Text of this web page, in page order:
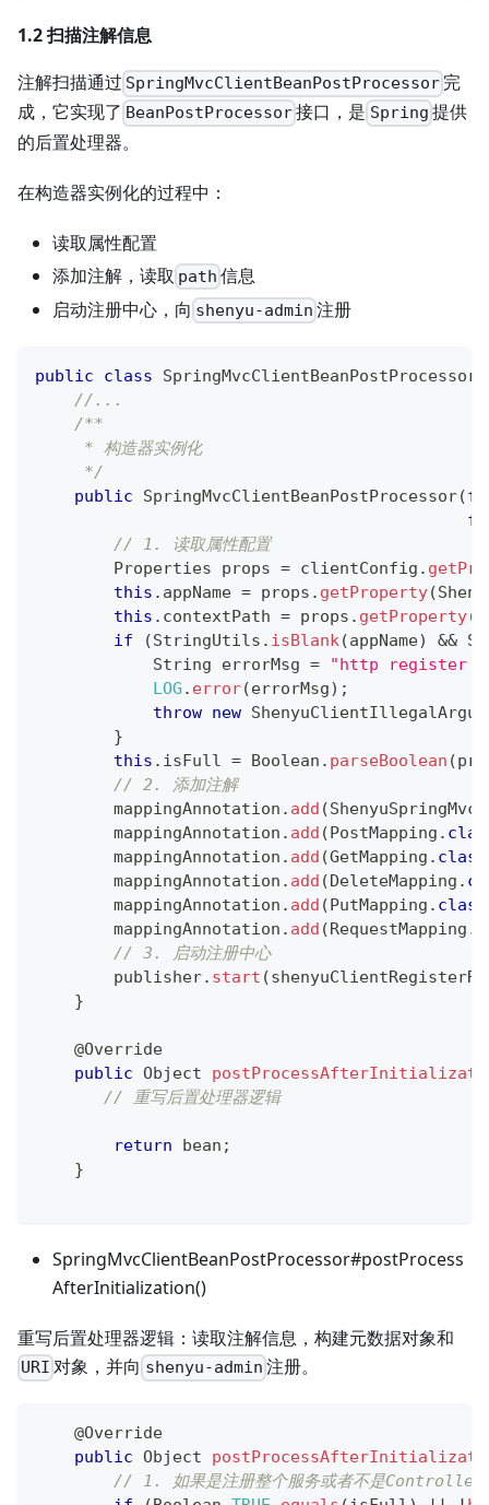
1.2 扫描注解信息
注解扫描通过 SpringMvcClientBeanPostProcessor 完
成，它实现了 BeanPostProcessor接口，是 Spring 提供
的后置处理器。
在构造器实例化的过程中：
读取属性配置
添加注解，读取 path 信息
启动注册中心，向 shenyu-admin 注册
public class SpringMvcClientBeanPostProcessor
//...
/**
     * 构造器实例化
     */
public
SpringMvcClientBeanPostProcessor(
// 1. 读取属性配置
Properties props = clientConfig .
this . appName = props . getProperty(
this . contextPath = props . getProperty(
if
(StringUtils . isBlank(appName) &&
String errorMsg =
"http register
LOG . error(errorMsg) ;
throw new
}
this . isFull = Boolean . parseBoolean (
// 2. 添加注解
        mappingAnnotation
. add (
        mappingAnnotation
. add (PostMapping .
        mappingAnnotation
. add (GetMapping . class
        mappingAnnotation
. add (DeleteMapping .
        mappingAnnotation
. add (PutMapping . class
        mappingAnnotation
. add (RequestMapping .
// 3. 启动注册中心
        publisher
. start (
}
@Override
public Object
// 重写后置处理器逻辑
return bean ;
}
SpringMvcClientBeanPostProcessor#postProcess
AfterInitialization()
重写后置处理器逻辑：读取注解信息，构建元数据对象和
URI 对象，并向 shenyu-admin 注册。
@Override
public Object
// 1. 如果是注册整个服务或者不是Controller